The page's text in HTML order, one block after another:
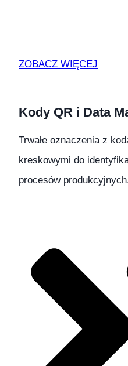
ZOBACZ WIĘCEJ
Kody QR i Data
Trwałe oznaczenia z
kreskowymi do
procesów